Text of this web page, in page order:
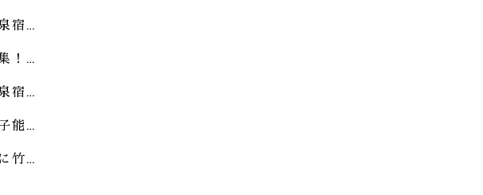
宿…
！…
宿…
能…
竹…